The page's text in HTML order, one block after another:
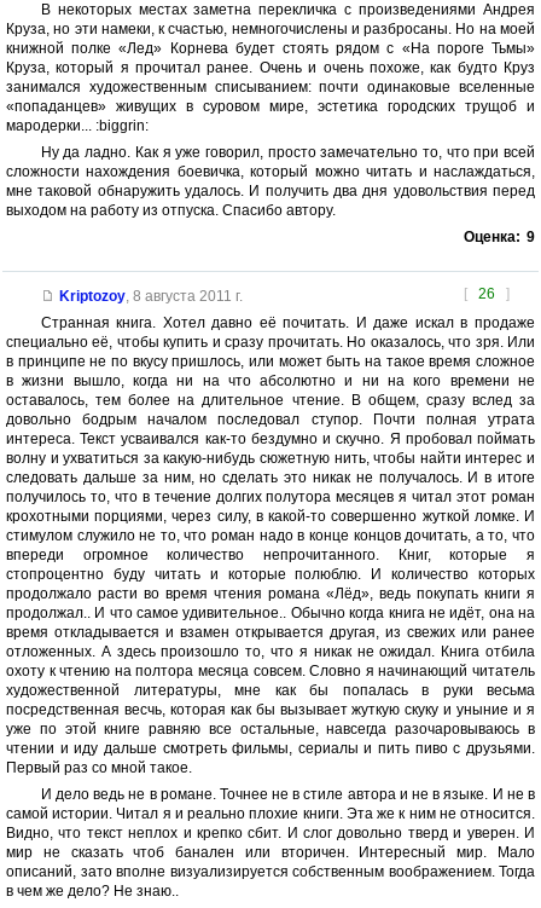
В некоторых местах заметна перекличка с произведениями Андрея
Круза, но эти намеки, к счастью, немногочислены и разбросаны. Но на моей
книжной полке «Лед» Корнева будет стоять рядом с «На пороге Тьмы»
Круза, который я прочитал ранее. Очень и очень похоже, как будто Круз
занимался художественным списыванием: почти одинаковые вселенные
«попаданцев» живущих в суровом мире, эстетика городских трущоб и
мародерки... :biggrin:
Ну да ладно. Как я уже говорил, просто замечательно то, что при всей
сложности нахождения боевичка, который можно читать и наслаждаться,
мне таковой обнаружить удалось. И получить два дня удовольствия перед
выходом на работу из отпуска. Спасибо автору.
Оценка: 9
[ 26 ]
Kriptozoy, 8 августа 2011 г.
Странная книга. Хотел давно её почитать. И даже искал в продаже
специально её, чтобы купить и сразу прочитать. Но оказалось, что зря. Или
в принципе не по вкусу пришлось, или может быть на такое время сложное
в жизни вышло, когда ни на что абсолютно и ни на кого времени не
оставалось, тем более на длительное чтение. В общем, сразу вслед за
довольно бодрым началом последовал ступор. Почти полная утрата
интереса. Текст усваивался как-то бездумно и скучно. Я пробовал поймать
волну и ухватиться за какую-нибудь сюжетную нить, чтобы найти интерес и
следовать дальше за ним, но сделать это никак не получалось. И в итоге
получилось то, что в течение долгих полутора месяцев я читал этот роман
крохотными порциями, через силу, в какой-то совершенно жуткой ломке. И
стимулом служило не то, что роман надо в конце концов дочитать, а то, что
впереди огромное количество непрочитанного. Книг, которые я
стопроцентно буду читать и которые полюблю. И количество которых
продолжало расти во время чтения романа «Лёд», ведь покупать книги я
продолжал.. И что самое удивительное.. Обычно когда книга не идёт, она на
время откладывается и взамен открывается другая, из свежих или ранее
отложенных. А здесь произошло то, что я никак не ожидал. Книга отбила
охоту к чтению на полтора месяца совсем. Словно я начинающий читатель
художественной литературы, мне как бы попалась в руки весьма
посредственная весчь, которая как бы вызывает жуткую скуку и уныние и я
уже по этой книге равняю все остальные, навсегда разочаровываюсь в
чтении и иду дальше смотреть фильмы, сериалы и пить пиво с друзьями.
Первый раз со мной такое.
И дело ведь не в романе. Точнее не в стиле автора и не в языке. И не в
самой истории. Читал я и реально плохие книги. Эта же к ним не относится.
Видно, что текст неплох и крепко сбит. И слог довольно тверд и уверен. И
мир не сказать чтоб банален или вторичен. Интересный мир. Мало
описаний, зато вполне визуализируется собственным воображением. Тогда
в чем же дело? Не знаю..